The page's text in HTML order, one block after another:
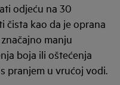
odjeću na 30
čista kao da je oprana
manju
boja ili oštećenja
pranjem u vrućoj vodi.